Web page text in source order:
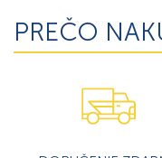
PREČO